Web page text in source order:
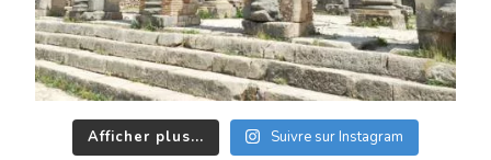
Afficher plus... Suivre sur Instagram